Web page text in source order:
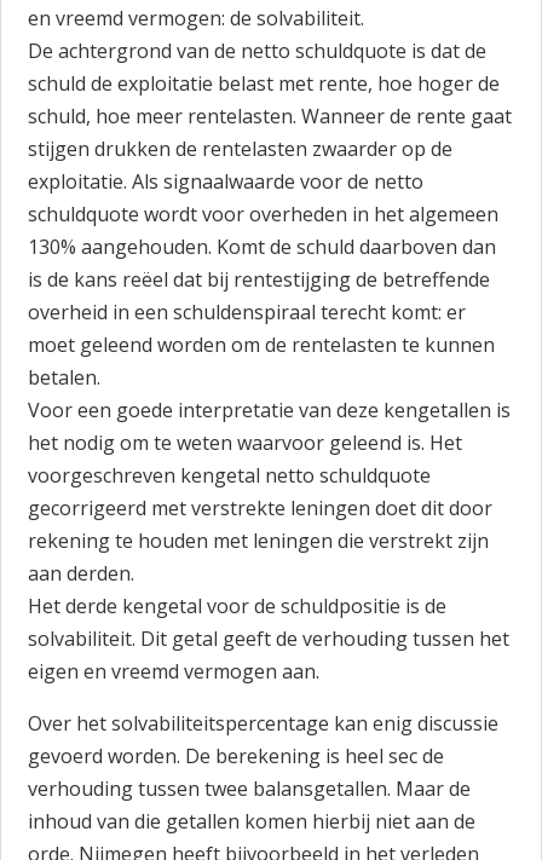
en vreemd vermogen: de solvabiliteit.
De achtergrond van de netto schuldquote is dat de
schuld de exploitatie belast met rente, hoe hoger de
schuld, hoe meer rentelasten. Wanneer de rente gaat
stijgen drukken de rentelasten zwaarder op de
exploitatie. Als signaalwaarde voor de netto
schuldquote wordt voor overheden in het algemeen
130% aangehouden. Komt de schuld daarboven dan
is de kans reëel dat bij rentestijging de betreffende
overheid in een schuldenspiraal terecht komt: er
moet geleend worden om de rentelasten te kunnen
betalen.
Voor een goede interpretatie van deze kengetallen is
het nodig om te weten waarvoor geleend is. Het
voorgeschreven kengetal netto schuldquote
gecorrigeerd met verstrekte leningen doet dit door
rekening te houden met leningen die verstrekt zijn
aan derden.
Het derde kengetal voor de schuldpositie is de
solvabiliteit. Dit getal geeft de verhouding tussen het
eigen en vreemd vermogen aan.
Over het solvabiliteitspercentage kan enig discussie
gevoerd worden. De berekening is heel sec de
verhouding tussen twee balansgetallen. Maar de
inhoud van die getallen komen hierbij niet aan de
orde. Nijmegen heeft bijvoorbeeld in het verleden